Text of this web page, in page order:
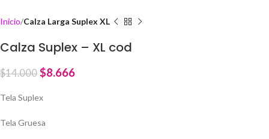
Inicio Calza Larga Suplex XL
Calza Suplex – XL cod
$14.000 $8.666
Tela Suplex
Tela Gruesa